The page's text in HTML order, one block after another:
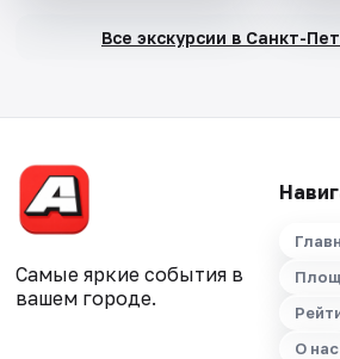
Все экскурсии в Санкт-
Самые яркие события в
вашем городе.
О нас